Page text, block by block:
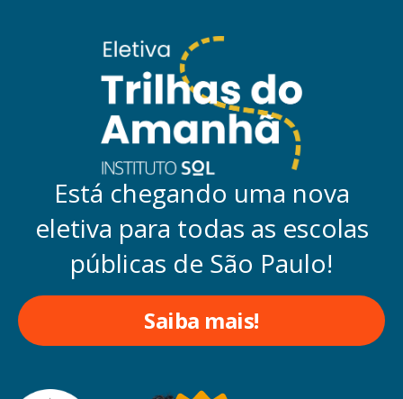
Está chegando uma nova
eletiva para todas as escolas
públicas de São Paulo!
Saiba mais!